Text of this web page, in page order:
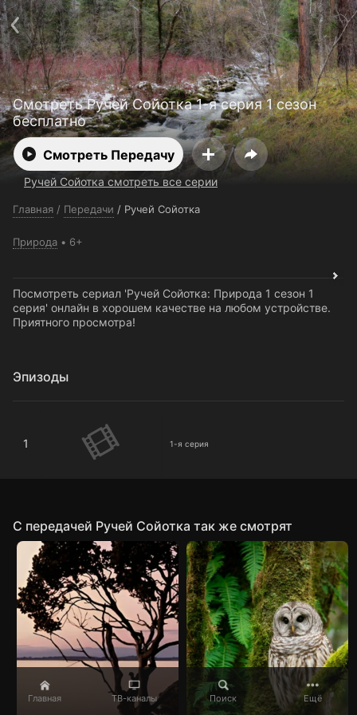
Главная ТВ-каналы Поиск Ещё
Смотреть Ручей Сойотка 1-я серия 1 сезон
бесплатно
Смотреть Передачу
Ручей Сойотка смотреть все серии
Главная / Передачи / Ручей Сойотка
Природа 6+
Посмотреть сериал 'Ручей Сойотка: Природа 1 сезон 1
серия' онлайн в хорошем качестве на любом устройстве.
Приятного просмотра!
Эпизоды
1 1-я серия
C передачей Ручей Сойотка так же смотрят
Поддержка:support@24h.tv
О сервисе
Пользовательское соглашение
Политика конфиденциальности
Для партнёров
Открыть приложение
Ввести промокод
Установить на ТВ
Бесплатные каналы Контакты